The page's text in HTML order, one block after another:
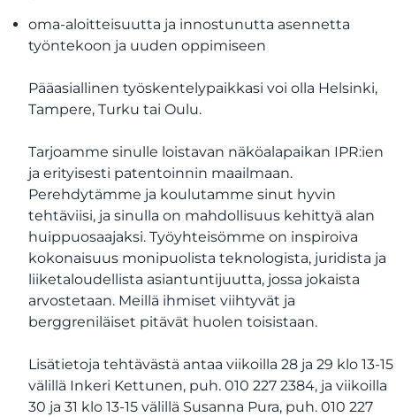
oma-aloitteisuutta ja innostunutta asennetta
työntekoon ja uuden oppimiseen
Pääasiallinen työskentelypaikkasi voi olla Helsinki,
Tampere, Turku tai Oulu.
Tarjoamme sinulle loistavan näköalapaikan IPR:ien
ja erityisesti patentoinnin maailmaan.
Perehdytämme ja koulutamme sinut hyvin
tehtäviisi, ja sinulla on mahdollisuus kehittyä alan
huippuosaajaksi. Työyhteisömme on inspiroiva
kokonaisuus monipuolista teknologista, juridista ja
liiketaloudellista asiantuntijuutta, jossa jokaista
arvostetaan. Meillä ihmiset viihtyvät ja
berggreniläiset pitävät huolen toisistaan.
Lisätietoja tehtävästä antaa viikoilla 28 ja 29 klo 13-15
välillä Inkeri Kettunen, puh. 010 227 2384, ja viikoilla
30 ja 31 klo 13-15 välillä Susanna Pura, puh. 010 227